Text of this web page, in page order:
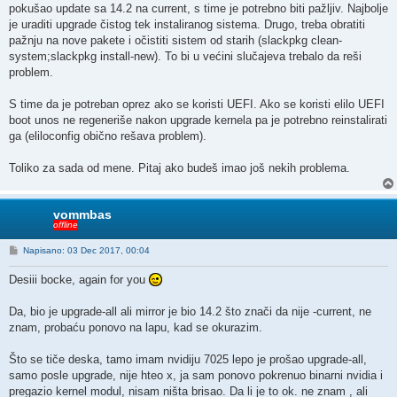
pokušao update sa 14.2 na current, s time je potrebno biti pažljiv. Najbolje
je uraditi upgrade čistog tek instaliranog sistema. Drugo, treba obratiti
pažnju na nove pakete i očistiti sistem od starih (slackpkg clean-
system;slackpkg install-new). To bi u većini slučajeva trebalo da reši
problem.
S time da je potreban oprez ako se koristi UEFI. Ako se koristi elilo UEFI
boot unos ne regeneriše nakon upgrade kernela pa je potrebno reinstalirati
ga (eliloconfig obično rešava problem).
Toliko za sada od mene. Pitaj ako budeš imao još nekih problema.
vommbas
offline
P
t
Napisano: 03 Dec 2017, 00:04
Desiii bocke, again for you
Da, bio je upgrade-all ali mirror je bio 14.2 što znači da nije -current, ne
znam, probaću ponovo na lapu, kad se okurazim.
Što se tiče deska, tamo imam nvidiju 7025 lepo je prošao upgrade-all,
samo posle upgrade, nije hteo x, ja sam ponovo pokrenuo binarni nvidia i
pregazio kernel modul, nisam ništa brisao. Da li je to ok. ne znam , ali